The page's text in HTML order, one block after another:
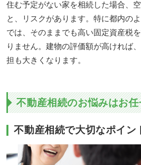
住む予定がない家を相続した場合、
と、リスクがあります。特に都内の
では、そのままでも高い固定資産税
りません。建物の評価額が高ければ
担も大きくなります。
不動産相続のお悩みはお
不動産相続で大切なポイン